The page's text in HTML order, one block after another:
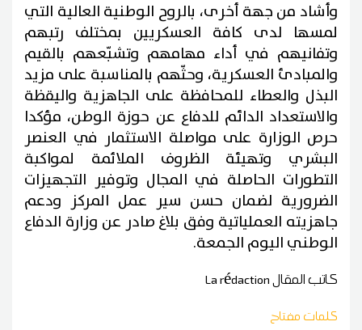
وأشاد من جهة أخرى، بالروح الوطنية العالية التي
لمسها لدى كافة العسكريين بمختلف رتبهم
وتفانيهم في أداء مهامهم وتشبّعهم بالقيم
والمبادئ العسكرية، وحثّهم بالمناسبة على مزيد
البذل والعطاء للمحافظة على الجاهزية واليقظة
والاستعداد الدائم للدفاع عن حوزة الوطن، مؤكدا
حرص الوزارة على مواصلة الاستثمار في العنصر
البشري وتهيئة الظروف الملائمة لمواكبة
التطورات الحاصلة في المجال وتوفير التجهيزات
الضرورية لضمان حسن سير عمل المركز ودعم
جاهزيته العملياتية وفق بلاغ صادر عن وزارة الدفاع
الوطني اليوم الجمعة.
كاتب المقالLa rédaction
كلمات مفتاح